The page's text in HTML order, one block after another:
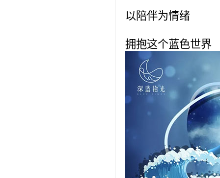
以陪伴为情绪
拥抱这个蓝色世界